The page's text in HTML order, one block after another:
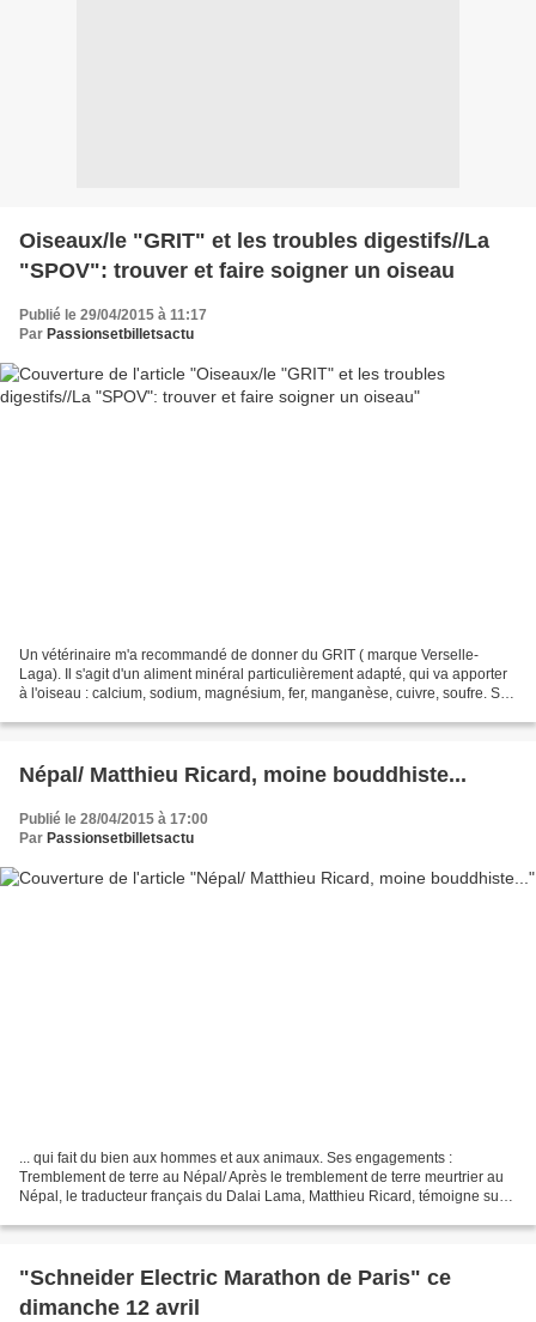
Oiseaux/le "GRIT" et les troubles digestifs//La
"SPOV": trouver et faire soigner un oiseau
Publié le 29/04/2015 à 11:17
Par Passionsetbilletsactu
Un vétérinaire m'a recommandé de donner du GRIT ( marque Verselle-
Laga). Il s'agit d'un aliment minéral particulièrement adapté, qui va apporter
à l'oiseau : calcium, sodium, magnésium, fer, manganèse, cuivre, soufre. Sa
Népal/ Matthieu Ricard, moine bouddhiste...
Publié le 28/04/2015 à 17:00
Par Passionsetbilletsactu
... qui fait du bien aux hommes et aux animaux. Ses engagements :
Tremblement de terre au Népal/ Après le tremblement de terre meurtrier au
Népal, le traducteur français du Dalai Lama, Matthieu Ricard, témoigne sur
"Schneider Electric Marathon de Paris" ce
dimanche 12 avril